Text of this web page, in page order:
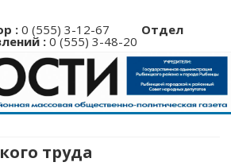
: 0 (555) 3-12-67 Отдел
: 0 (555) 3-48-20
Перейти
труда